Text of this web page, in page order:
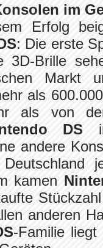
im
Erfolg
: Die erste
3D-Brille
Markt
als
als von
DS
andere
kamen
anderen
-Familie